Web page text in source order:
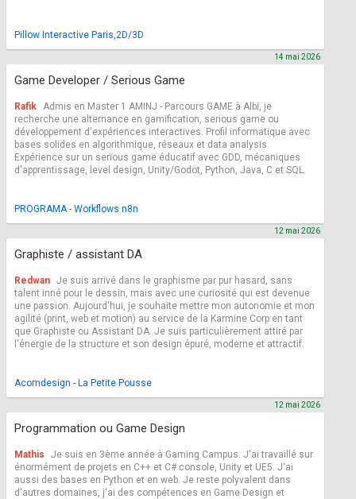
Pillow Interactive Paris,2D/3D
Game Developer / Serious Game
14 mai 2026
Rafik Admis en Master 1 AMINJ - Parcours GAME à Albi, je
recherche une alternance en gamification, serious game ou
développement d'expériences interactives. Profil informatique avec
bases solides en algorithmique, réseaux et data analysis.
Expérience sur un serious game éducatif avec GDD, mécaniques
d'apprentissage, level design, Unity/Godot, Python, Java, C et SQL.
PROGRAMA - Workflows n8n
Graphiste / assistant DA
12 mai 2026
Redwan Je suis arrivé dans le graphisme par pur hasard, sans
talent inné pour le dessin, mais avec une curiosité qui est devenue
une passion. Aujourd'hui, je souhaite mettre mon autonomie et mon
agilité (print, web et motion) au service de la Karmine Corp en tant
que Graphiste ou Assistant DA. Je suis particulièrement attiré par
l'énergie de la structure et son design épuré, moderne et attractif.
Acomdesign - La Petite Pousse
Programmation ou Game Design
12 mai 2026
Mathis
Je suis en 3ème année à Gaming Campus. J'ai travaillé sur
énormément de projets en C++ et C# console, Unity et UE5. J'ai
aussi des bases en Python et en web. Je reste polyvalent dans
d'autres domaines, j'ai des compétences en Game Design et